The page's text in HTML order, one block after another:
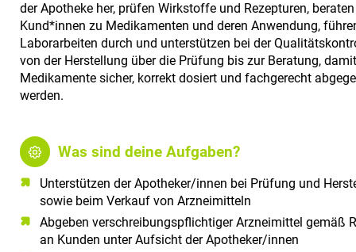
der Apotheke her, prüfen Wirkstoffe und Rezepturen, beraten
Kund*innen zu Medikamenten und deren Anwendung,
Laborarbeiten durch und unterstützen bei der
von der Herstellung über die Prüfung bis zur Beratung, damit
Medikamente sicher, korrekt dosiert und fachgerecht
werden.
Was sind deine Aufgaben?
Unterstützen der Apotheker/innen bei Prüfung und
sowie beim Verkauf von Arzneimitteln
Abgeben verschreibungspflichtiger Arzneimittel gemäß
an Kunden unter Aufsicht der Apotheker/innen